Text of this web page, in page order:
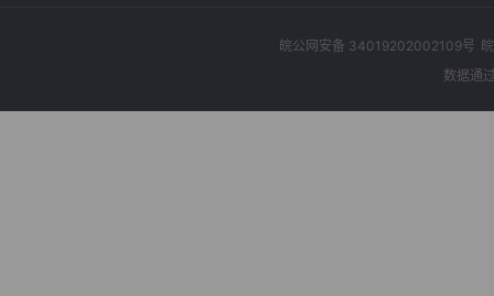
皖公网安备 34019202002109号
数据通